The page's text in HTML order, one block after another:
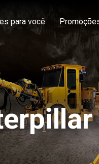
para você